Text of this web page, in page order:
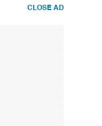
CLOSE AD